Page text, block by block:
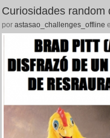
Curiosidades random
por astasao_challenges_offline